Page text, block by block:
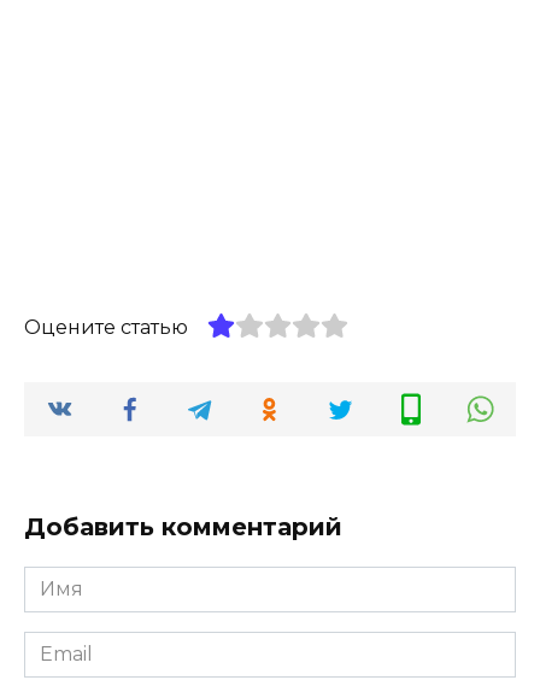
Оцените статью
Добавить комментарий
Имя
*
Email
*